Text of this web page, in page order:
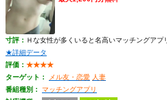
寸評：
Ｈな女性が多くいると名高いマッチングアプ
★詳細データ
評価： ★★★★
ターゲット：
メル友・恋愛 人妻
番組種別：
マッチングアプリ